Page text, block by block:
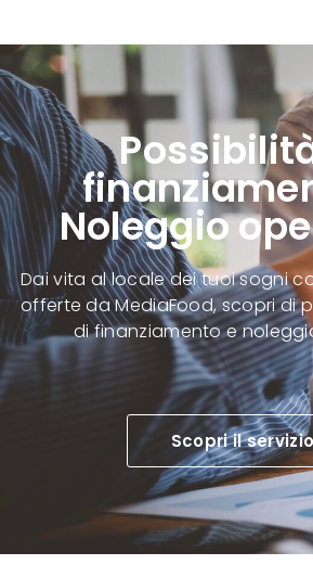
Noleggio
Dai vita al locale dei tuoi sogni
offerte da MediaFood, scopri di
di finanziamento e
Scopri il servizio